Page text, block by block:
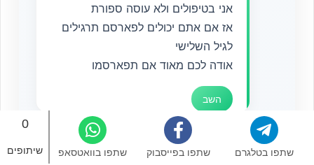
0
שיתופים שתפו בוואטסאפ שתפו בפייסבוק שתפו בטלגרם
אני בטיפולים ולא עוסה ספורת
אז אם אתם יכולים לפארסם תרגילים
לגיל השלישי
אודה לכם מאוד אם תפארסמו
השב
פזית 13/02/2026 בשעה 19:17